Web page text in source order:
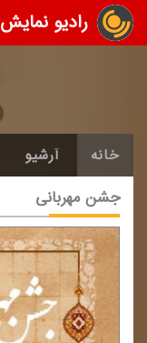
رادیو نمایش
خانه آرشیو
جشن مهربانی